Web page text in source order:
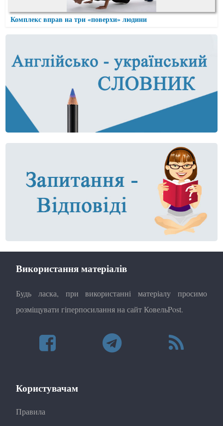
Комплекс вправ на три «поверхи» людини
Використання матеріалів
Будь ласка, при використанні матеріалу просимо
розміщувати гіперпосилання на сайт КовельPost.
Користувачам
Правила